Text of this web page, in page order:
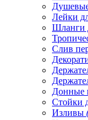
Лейки
Шланги
Слив
Донные
Стойки
Изливы